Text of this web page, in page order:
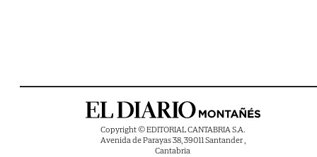
Copyright © EDITORIAL CANTABRIA S.A.
Avenida de Parayas 38, 39011 Santander ,
Cantabria